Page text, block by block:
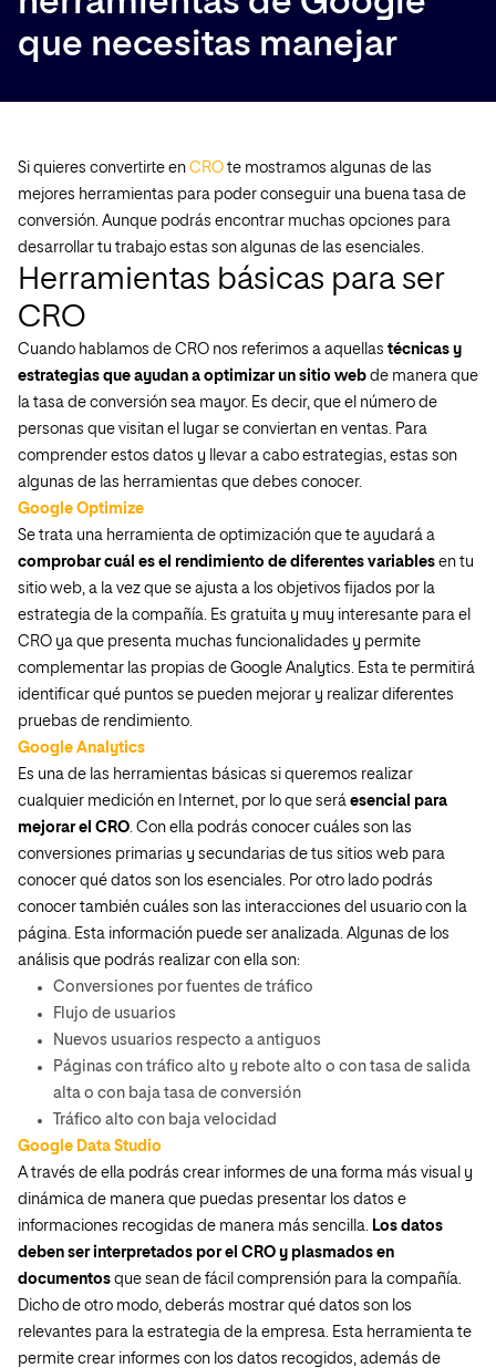
que necesitas manejar
Si quieres convertirte en CRO te mostramos algunas de las
mejores herramientas para poder conseguir una buena tasa de
conversión. Aunque podrás encontrar muchas opciones para
desarrollar tu trabajo estas son algunas de las esenciales.
Herramientas básicas para ser
CRO
Cuando hablamos de CRO nos referimos a aquellas técnicas y
estrategias que ayudan a optimizar un sitio web de manera que
la tasa de conversión sea mayor. Es decir, que el número de
personas que visitan el lugar se conviertan en ventas. Para
comprender estos datos y llevar a cabo estrategias, estas son
algunas de las herramientas que debes conocer.
Google Optimize
Se trata una herramienta de optimización que te ayudará a
comprobar cuál es el rendimiento de diferentes variables en tu
sitio web, a la vez que se ajusta a los objetivos fijados por la
estrategia de la compañía. Es gratuita y muy interesante para el
CRO ya que presenta muchas funcionalidades y permite
complementar las propias de Google Analytics. Esta te permitirá
identificar qué puntos se pueden mejorar y realizar diferentes
pruebas de rendimiento.
Google Analytics
Es una de las herramientas básicas si queremos realizar
cualquier medición en Internet, por lo que será esencial para
mejorar el CRO. Con ella podrás conocer cuáles son las
conversiones primarias y secundarias de tus sitios web para
conocer qué datos son los esenciales. Por otro lado podrás
conocer también cuáles son las interacciones del usuario con la
página. Esta información puede ser analizada. Algunas de los
análisis que podrás realizar con ella son:
Conversiones por fuentes de tráfico
Flujo de usuarios
Nuevos usuarios respecto a antiguos
Páginas con tráfico alto y rebote alto o con tasa de salida
alta o con baja tasa de conversión
Tráfico alto con baja velocidad
Google Data Studio
A través de ella podrás crear informes de una forma más visual y
dinámica de manera que puedas presentar los datos e
informaciones recogidas de manera más sencilla. Los datos
deben ser interpretados por el CRO y plasmados en
documentos que sean de fácil comprensión para la compañía.
Dicho de otro modo, deberás mostrar qué datos son los
relevantes para la estrategia de la empresa. Esta herramienta te
permite crear informes con los datos recogidos, además de